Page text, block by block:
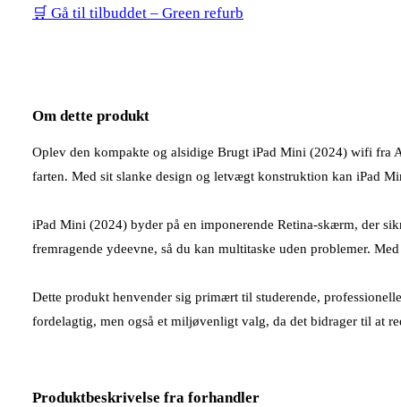
🛒 Gå til tilbuddet – Green refurb
Om dette produkt
Oplev den kompakte og alsidige Brugt iPad Mini (2024) wifi fra
farten. Med sit slanke design og letvægt konstruktion kan iPad
iPad Mini (2024) byder på en imponerende Retina-skærm, der
fremragende ydeevne, så du kan multitaske uden problemer.
Dette produkt henvender sig primært til studerende,
fordelagtig, men også et miljøvenligt valg, da det bidrager til at
Produktbeskrivelse fra forhandler